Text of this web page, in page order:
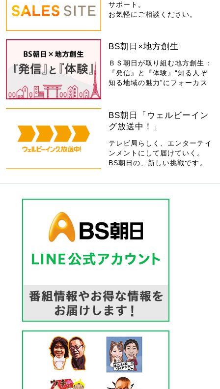
サポート。
お気軽にご相談ください。
BS朝日×地方創生
ＢＳ朝日が取り組む地方創生：
『発信』と『体験』“知る人ぞ
知る地域の魅力”にフォーカス
BS朝日「ウェルビーイン
グ放送中！」
テレビ局らしく、エンターテイ
ンメントにして届けていく。
BS朝日の、新しい挑戦です。